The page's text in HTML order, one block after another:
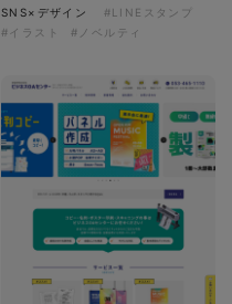
SNS×デザイン
#LINEスタンプ
#イラスト
#ノベルティ